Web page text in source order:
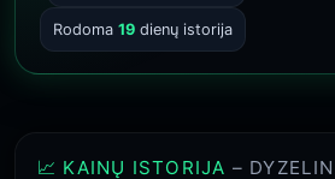
Rodoma 19 dienų istorija
📈 KAINŲ ISTORIJA –